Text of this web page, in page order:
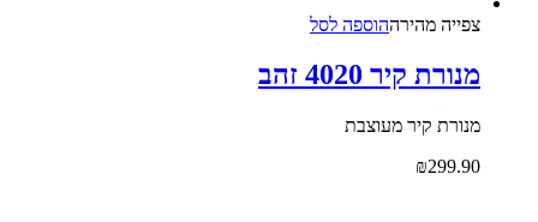
צפייה‬ ‫מהירה‬הוספה לסל
מנורת קיר 4020 זהב
מנורת קיר מעוצבת
₪299.90